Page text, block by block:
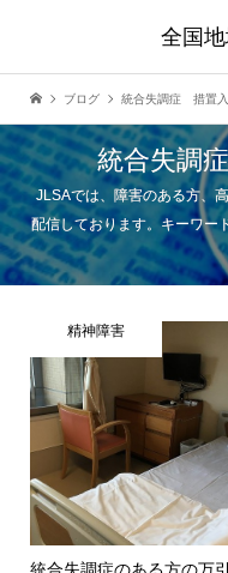
全国
ブログ 統合失調症 措置
統合失調
JLSAでは、障害のある方、
配信しております。キーワー
精神障害
統合失調症のある方の万